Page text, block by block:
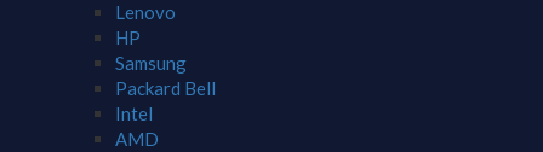
Lenovo
HP
Samsung
Packard Bell
Intel
AMD